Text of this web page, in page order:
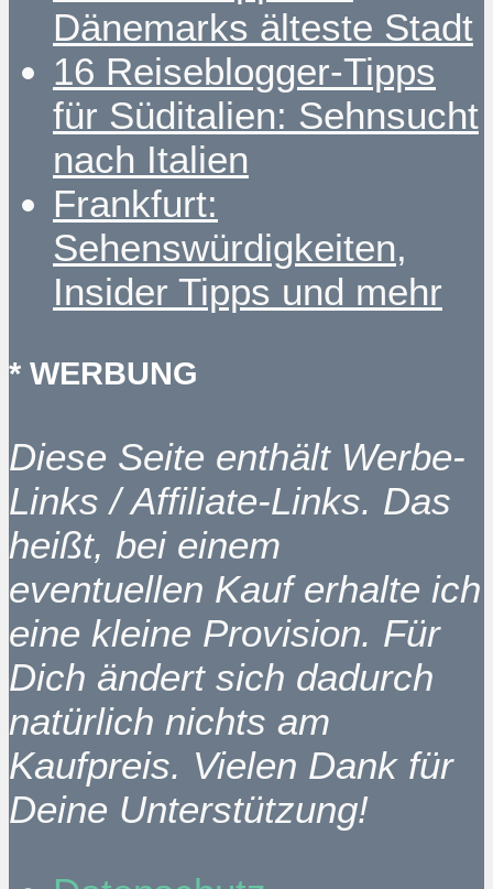
Dänemarks älteste Stadt
16 Reiseblogger-Tipps
für Süditalien: Sehnsucht
nach Italien
Frankfurt:
Sehenswürdigkeiten,
Insider Tipps und mehr
* WERBUNG
Diese Seite enthält Werbe-
Links / Affiliate-Links. Das
heißt, bei einem
eventuellen Kauf erhalte ich
eine kleine Provision. Für
Dich ändert sich dadurch
natürlich nichts am
Kaufpreis. Vielen Dank für
Deine Unterstützung!